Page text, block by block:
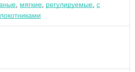
мягкие регулируемые с